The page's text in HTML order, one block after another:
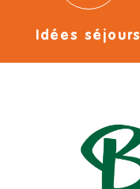
Idées séjours